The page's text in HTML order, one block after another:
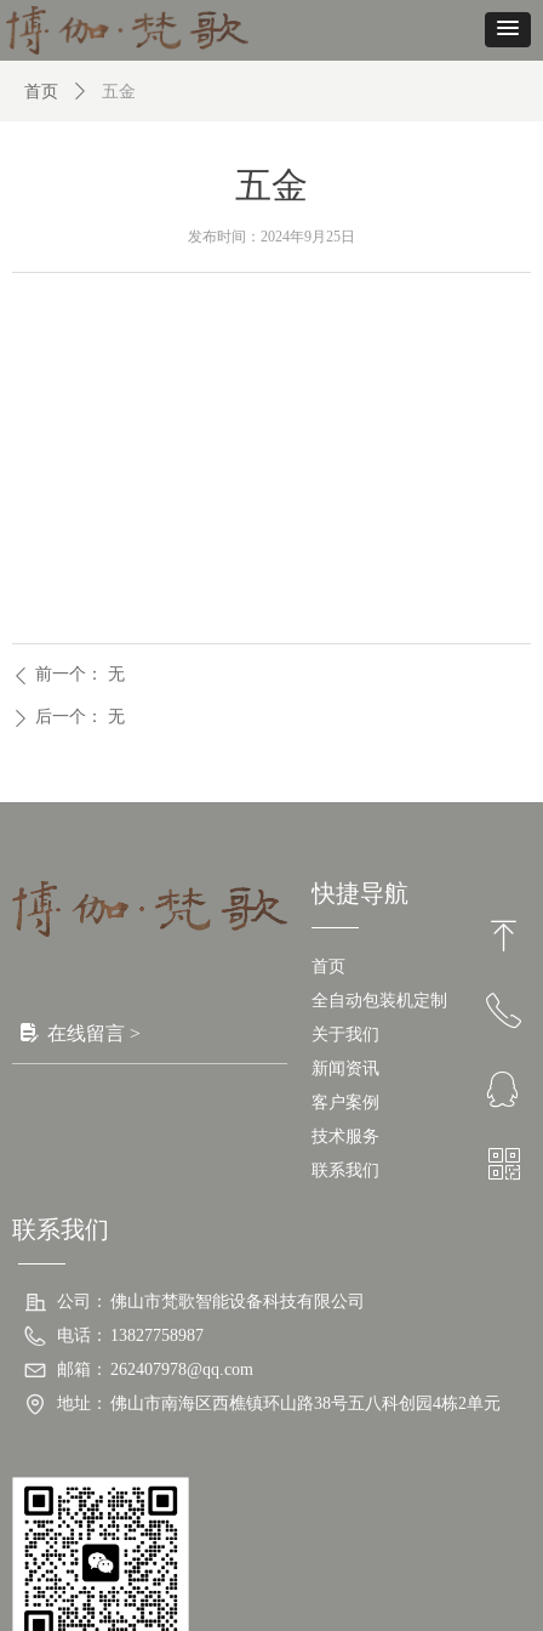
五金
ꄴ 前一个： 无
ꄲ 后一个： 无
首页 ꄲ 五金
发布时间： 2024年9月25日
联系我们
公司： 佛山市梵歌智能设备科技有限公司
电话： 13827758987
邮箱： 262407978@qq.com
地址： 佛山市南海区西樵镇环山路38号五八科创园4栋2单元
넖 在线留言 >
快捷导航
首页
全自动包装机定制
关于我们
新闻资讯
客户案例
技术服务
联系我们
ꁸ
回到顶部
ꂅ
13827758987
ꁗ
262407978
ꀥ